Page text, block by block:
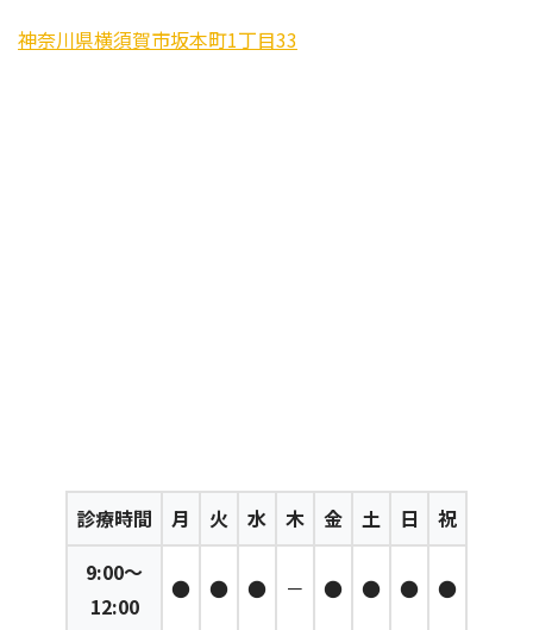
神奈川県横須賀市坂本町1丁目33
診療時間 月 火 水 木 金 土 日
祝
9:00～
12:00
● ● ● － ● ● ● ●